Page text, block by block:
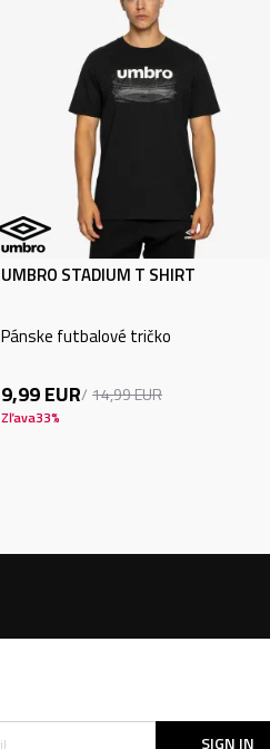
UMBRO STADIUM T SHIRT
Pánske futbalové tričko
9,99EUR 14,99EUR
Zľava33%
SIGN IN